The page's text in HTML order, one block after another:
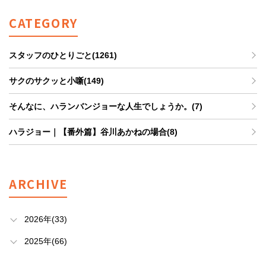
CATEGORY
スタッフのひとりごと(1261)
サクのサクッと小噺(149)
そんなに、ハランバンジョーな人生でしょうか。(7)
ハラジョー｜【番外篇】谷川あかねの場合(8)
ARCHIVE
2026年(33)
2025年(66)